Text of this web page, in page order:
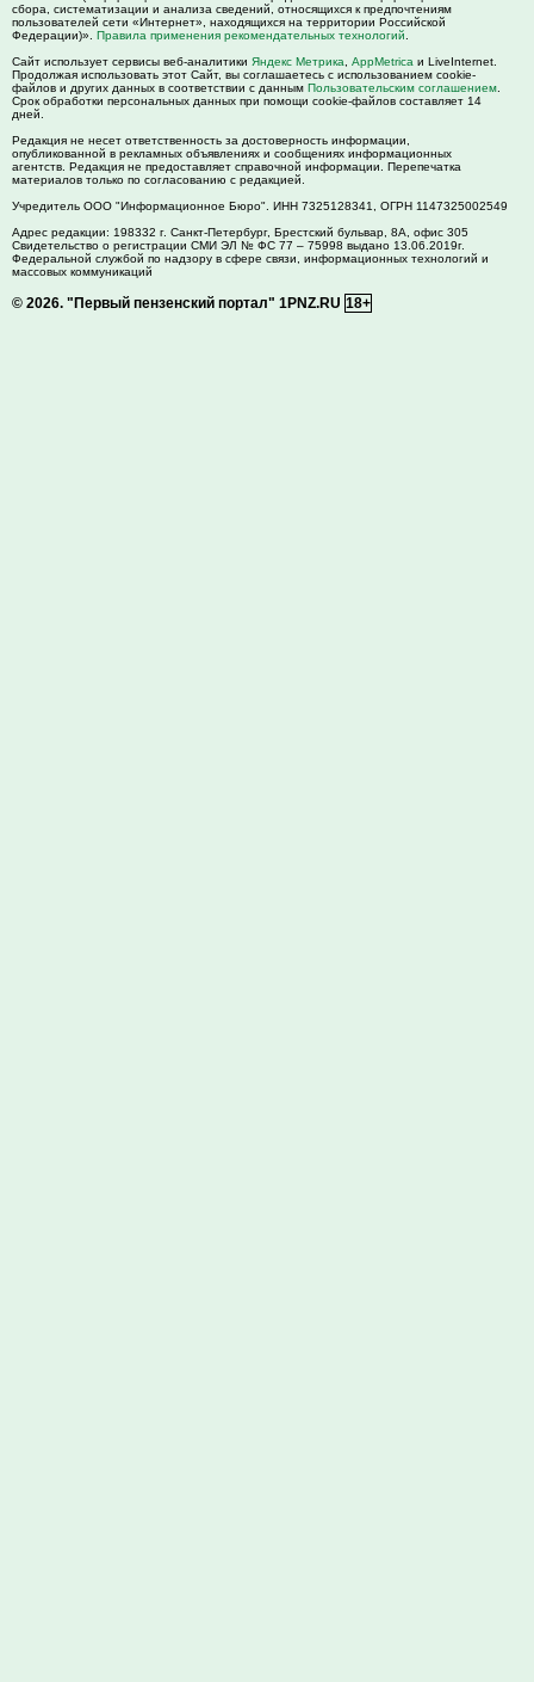
сбора, систематизации и анализа сведений, относящихся к предпочтениям
пользователей сети «Интернет», находящихся на территории Российской
Федерации)». Правила применения рекомендательных технологий
Сайт использует сервисы веб-аналитики Яндекс Метрика AppMetrica и LiveInternet.
Продолжая использовать этот Сайт, вы соглашаетесь с использованием cookie-
файлов и других данных в соответствии с данным Пользовательским соглашением
Срок обработки персональных данных при помощи cookie-файлов составляет 14
дней.
Редакция не несет ответственность за достоверность информации,
опубликованной в рекламных объявлениях и сообщениях информационных
агентств. Редакция не предоставляет справочной информации. Перепечатка
материалов только по согласованию с редакцией.
Учредитель ООО "Информационное Бюро". ИНН 7325128341, ОГРН 1147325002549
Адрес редакции: 198332 г. Санкт-Петербург, Брестский бульвар, 8А, офис 305
Свидетельство о регистрации СМИ ЭЛ № ФС 77 – 75998 выдано 13.06.2019г.
Федеральной службой по надзору в сфере связи, информационных технологий и
массовых коммуникаций
© 2026. "Первый пензенский портал" 1PNZ.RU 18+